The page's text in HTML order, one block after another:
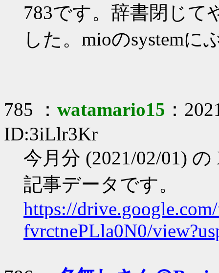
783です。辞書閉じて
した。mioのsystemに
785 ： watamario15 ：
ID:3iLlr3Kr
今月分 (2021/02/01)
記事データです。
https://
fvrctnePLla0N0/